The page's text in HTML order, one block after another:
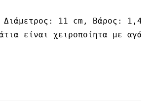
11 cm, Βάρος: 1,4
είναι χειροποίητα με